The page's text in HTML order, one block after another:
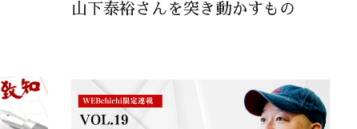
山下泰裕さんを突き動かすもの